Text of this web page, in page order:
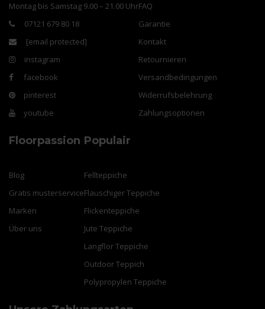
Montag bis Samstag 9.00 – 21.00 Uhr
07121 679 80 18
[email protected]
instagram
facebook
pinterest
youtube
FAQ
Garantie
Kontakt
Retournieren
Versandbedingungen
Widerrufsbelehrung
Zahlungsoptionen
Floorpassion
Blog
Gratis musterservice
Marken
Über uns
Populair
Fellteppiche
Flauschiger Teppiche
Flickenteppiche
Jute Teppiche
Langflor Teppiche
Outdoor Teppich
Polypropylen Teppiche